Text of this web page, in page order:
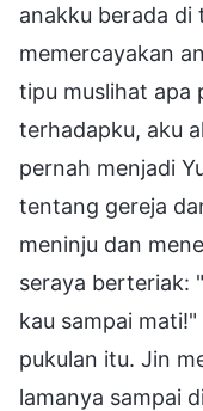
anakku berada di
memercayakan
tipu muslihat apa
terhadapku, aku
pernah menjadi
tentang gereja
meninju dan
seraya berteriak:
kau sampai
pukulan itu. Jin
lamanya sampai